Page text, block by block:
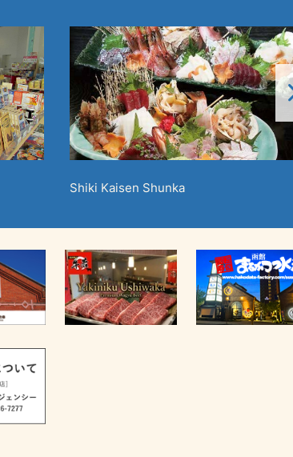
Shiki Kaisen Shunka